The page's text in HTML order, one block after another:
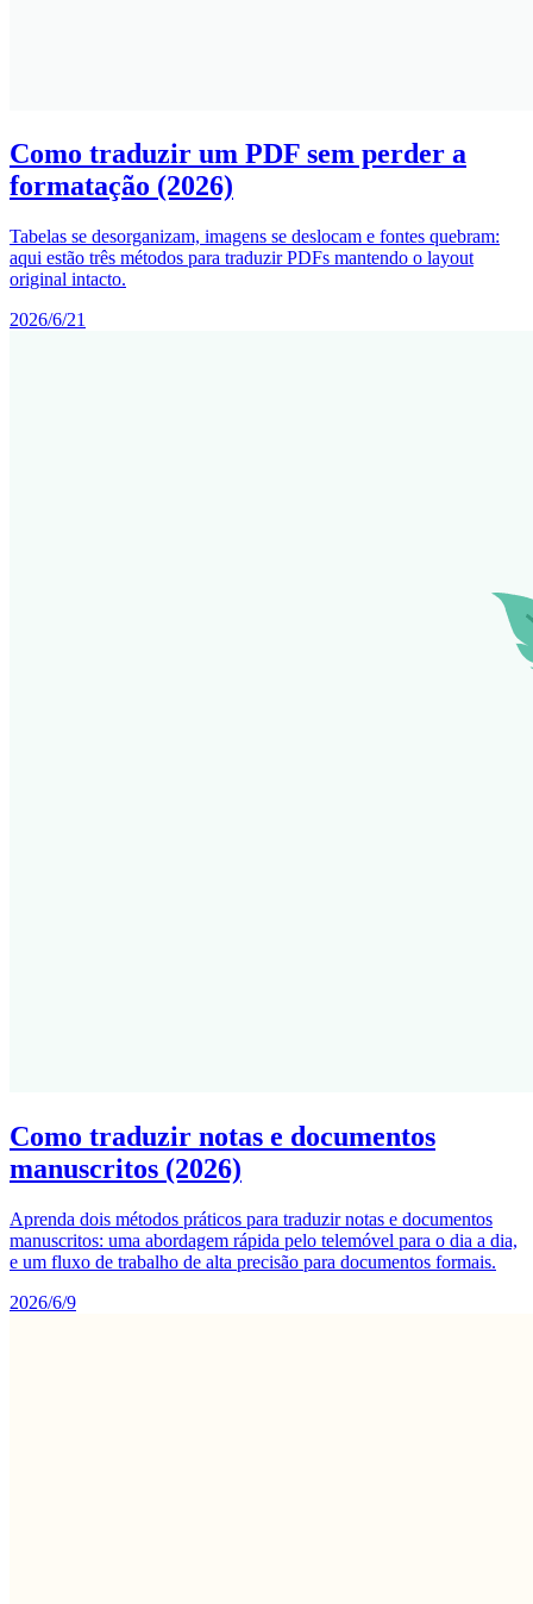
Como traduzir um PDF sem perder a
formatação (2026)
Tabelas se desorganizam, imagens se deslocam e fontes quebram:
aqui estão três métodos para traduzir PDFs mantendo o layout
original intacto.
2026/6/21
Como traduzir notas e documentos
manuscritos (2026)
Aprenda dois métodos práticos para traduzir notas e documentos
manuscritos: uma abordagem rápida pelo telemóvel para o dia a dia,
e um fluxo de trabalho de alta precisão para documentos formais.
2026/6/9